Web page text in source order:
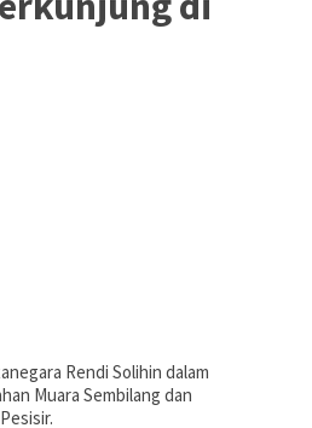
Rendi Solihin dalam
Muara Sembilang dan